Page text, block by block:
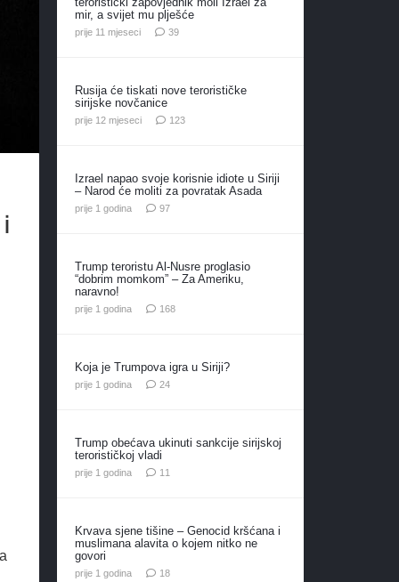
i
mir, a svijet mu plješće
prije 11 mjeseci 39komentara
Rusija će tiskati nove terorističke
sirijske novčanice
prije 12 mjeseci 123komentara
Izrael napao svoje korisnie idiote u Siriji
– Narod će moliti za povratak Asada
prije 1 godina 97komentara
Trump teroristu Al-Nusre proglasio
“dobrim momkom” – Za Ameriku,
naravno!
prije 1 godina 168komentara
Koja je Trumpova igra u Siriji?
prije 1 godina 24komentara
Trump obećava ukinuti sankcije sirijskoj
terorističkoj vladi
prije 1 godina 11
Krvava sjene tišine – Genocid kršćana i
muslimana alavita o kojem nitko ne
govori
prije 1 godina 18komentara